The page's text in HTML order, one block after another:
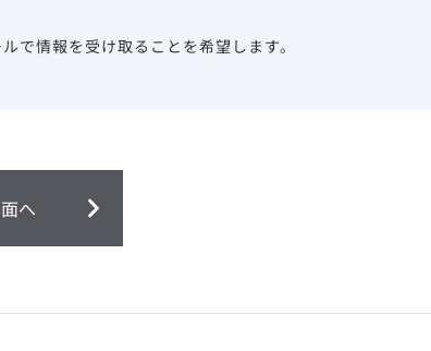
師その他医療関係者が行なうべきアドバイスやサー
、本サービスの利用規約（以下、「本規約」といいます）
情報を受け取ることを希望します。
へ